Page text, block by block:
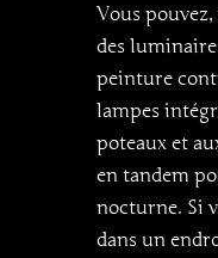
Vous
des
peinture
lampes
poteaux et
en tandem
nocturne. Si
dans un